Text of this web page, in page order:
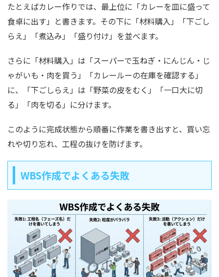
たとえばカレー作りでは、最上位に「カレーを皿に盛って
食卓に出す」と書きます。その下に「材料購入」「下ごし
らえ」「煮込み」「盛り付け」を並べます。
さらに「材料購入」は「スーパーで玉ねぎ・にんじん・じ
ゃがいも・肉を買う」「カレールーの在庫を確認する」
に、「下ごしらえ」は「野菜の皮をむく」「一口大に切
る」「肉を切る」に分けます。
このように完成状態から順番に作業を書き出すと、買い忘
れや切り忘れ、工程の抜けを防げます。
WBS作成でよくある失敗